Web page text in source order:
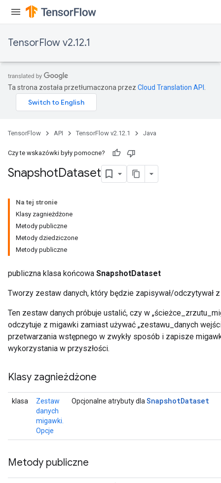
TensorFlow v2.12.1
Ta strona została przetłumaczona przez Cloud Translation API
TensorFlow API TensorFlow v2.12.1 Java
Czy te wskazówki były pomocne?
SnapshotDataset
Na tej stronie
Klasy zagnieżdżone
Metody publiczne
Metody dziedziczone
Metody publiczne
publiczna klasa końcowa SnapshotDataset
Tworzy zestaw danych, który będzie zapisywał/odczytywał
Ten zestaw danych próbuje ustalić, czy w
odczytuje z migawki zamiast używać „zestawu_danych
przetwarzania wstępnego w zwykły sposób i zapisze
wykorzystania w przyszłości.
Klasy zagnieżdżone
klasa
Zestaw
danych
migawki.
Opcje
Opcjonalne atrybuty dla SnapshotDataset
Metody publiczne